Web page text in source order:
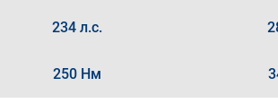
234 л.с.
250 Нм